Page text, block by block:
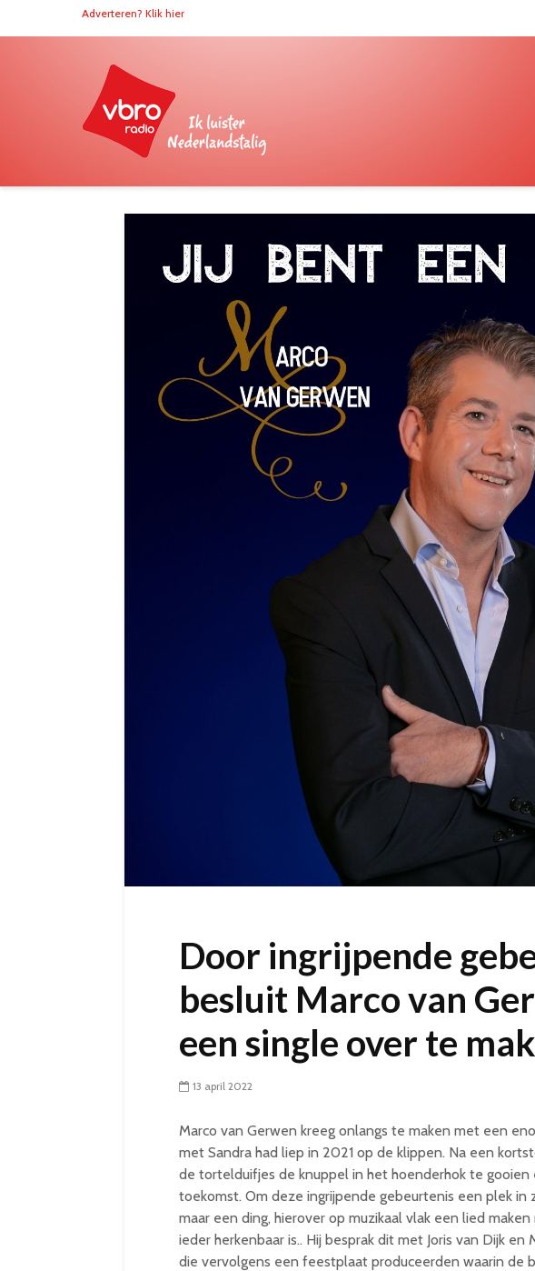
Adverteren? Klik hier
Door ingrijpende
besluit Marco van
een single over te
13 april 2022
Marco van Gerwen kreeg onlangs te maken met een
met Sandra had liep in 2021 op de klippen. Na een
de tortelduifjes de knuppel in het hoenderhok te
toekomst. Om deze ingrijpende gebeurtenis een plek in
maar een ding, hierover op muzikaal vlak een lied
ieder herkenbaar is.. Hij besprak dit met Joris van Dijk en
die vervolgens een feestplaat produceerden waarin de